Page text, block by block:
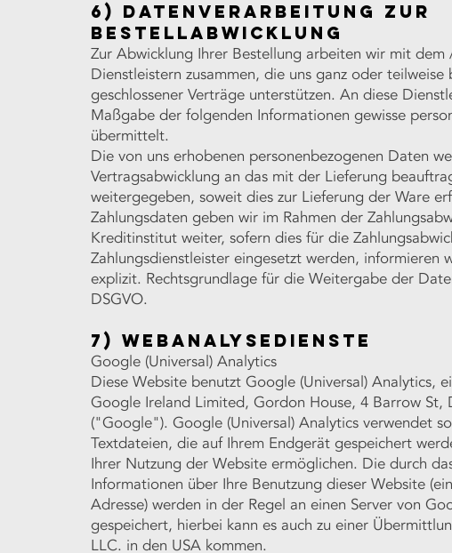
6) Datenverarbeitung zur
Bestellabwicklung
Zur Abwicklung Ihrer Bestellung arbeiten wir mit dem
Dienstleistern zusammen, die uns ganz oder
geschlossener Verträge unterstützen. An diese
Maßgabe der folgenden Informationen gewisse
übermittelt.
Die von uns erhobenen personenbezogenen Daten
Vertragsabwicklung an das mit der Lieferung
weitergegeben, soweit dies zur Lieferung der Ware
Zahlungsdaten geben wir im Rahmen der
Kreditinstitut weiter, sofern dies für die
Zahlungsdienstleister eingesetzt werden, informieren
explizit. Rechtsgrundlage für die Weitergabe der
DSGVO.
7) Webanalysedienste
Google (Universal) Analytics
Diese Website benutzt Google (Universal) Analytics,
Google Ireland Limited, Gordon House, 4 Barrow St,
("Google"). Google (Universal) Analytics verwendet
Textdateien, die auf Ihrem Endgerät gespeichert
Ihrer Nutzung der Website ermöglichen. Die durch
Informationen über Ihre Benutzung dieser Website
Adresse) werden in der Regel an einen Server von
gespeichert, hierbei kann es auch zu einer
LLC. in den USA kommen.